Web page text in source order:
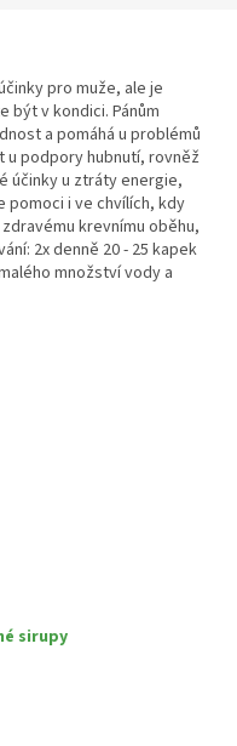
pro muže, ale je
být v kondici. Pánům
a pomáhá u problémů
u podpory hubnutí, rovněž
účinky u ztráty energie,
pomoci i ve chvílích, kdy
krevnímu oběhu,
2x denně 20 - 25 kapek
množství vody a
sirupy